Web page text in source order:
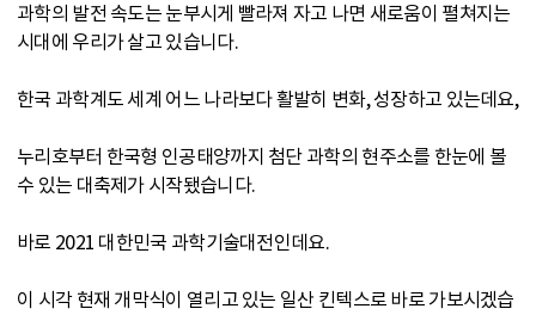
과학의 발전 속도는 눈부시게 빨라져 자고 나면 새로움이 펼쳐지는
시대에 우리가 살고 있습니다.
한국 과학계도 세계 어느 나라보다 활발히 변화, 성장하고 있는데요,
누리호부터 한국형 인공태양까지 첨단 과학의 현주소를 한눈에 볼
수 있는 대축제가 시작됐습니다.
바로 2021 대한민국 과학기술대전인데요.
이 시각 현재 개막식이 열리고 있는 일산 킨텍스로 바로 가보시겠습